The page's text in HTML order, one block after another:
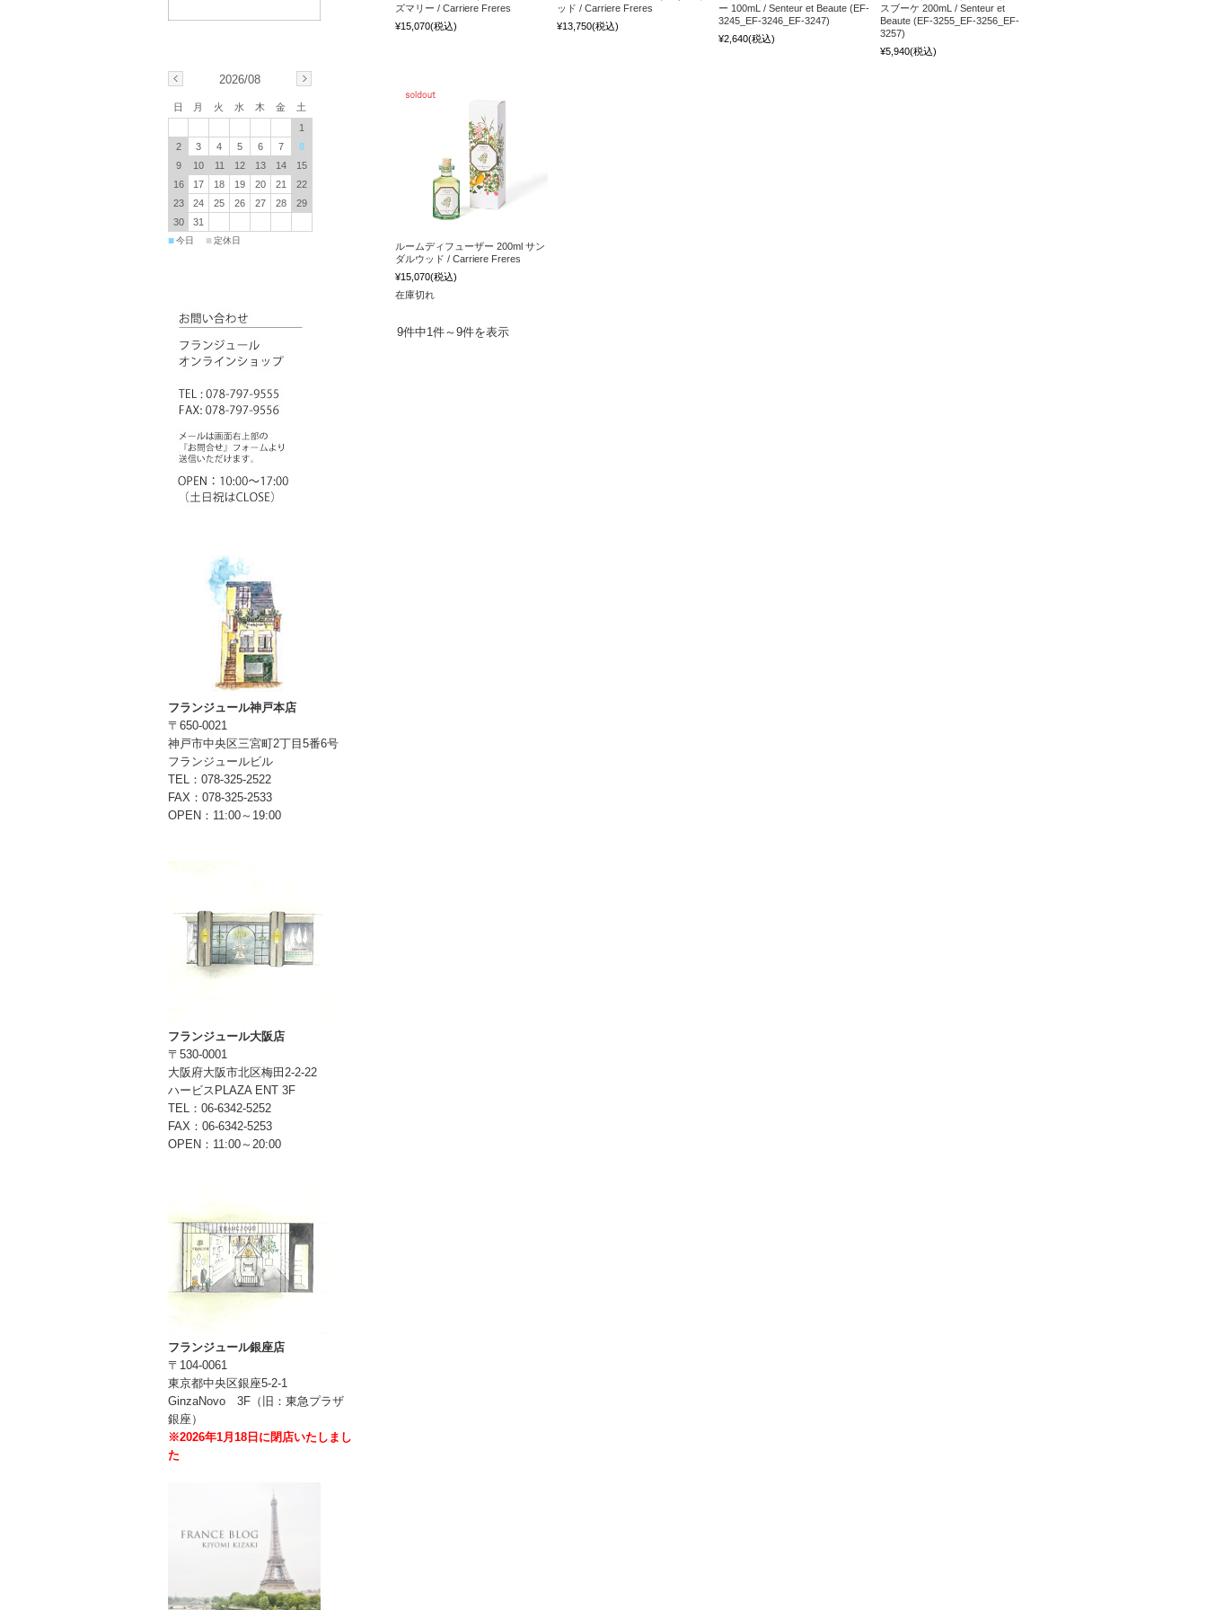
ズマリー / Carriere Freres
¥15,070(税込)
ッド / Carriere Freres
¥13,750(税込)
ー 100mL / Senteur et Beaute (EF-
3245_EF-3246_EF-3247)
¥2,640(税込)
スブーケ 200mL / Senteur et
Beaute (EF-3255_EF-3256_EF-
3257)
¥5,940(税込)
ルームディフューザー 200ml サン
ダルウッド / Carriere Freres
¥15,070(税込)
在庫切れ
9件中1件～9件を表示
2026/08
日 月 火 水 木 金
土
1
2
3 4 5 6 7
8
9
10 11 12 13 14
15
16
17 18 19 20 21
22
23
24 25 26 27 28
29
30
31
■今日 ■ 定休日
フランジュール神戸本店
〒650-0021
神戸市中央区三宮町2丁目5番6号
フランジュールビル
TEL：078-325-2522
FAX：078-325-2533
OPEN：11:00～19:00
フランジュール大阪店
〒530-0001
大阪府大阪市北区梅田2-2-22
ハービスPLAZA ENT 3F
TEL：06-6342-5252
FAX：06-6342-5253
OPEN：11:00～20:00
フランジュール銀座店
〒104-0061
東京都中央区銀座5-2-1
GinzaNovo 3F（旧：東急プラザ
銀座）
※2026年1月18日に閉店いたしまし
た